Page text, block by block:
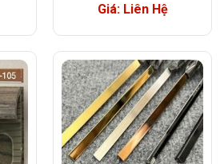
Giá: Liên Hệ